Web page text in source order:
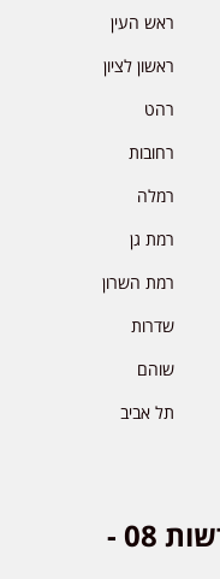
ראש העין
ראשון לציון
רהט
רחובות
רמלה
רמת גן
רמת השרון
שדרות
שוהם
תל אביב
חדשות אפס שמונה | חדשות 08 -